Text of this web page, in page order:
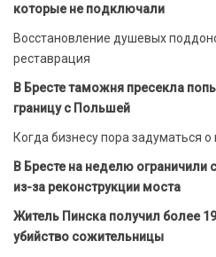
которые не подключали
Восстановление душевых
реставрация
В Бресте таможня пресекла
границу с Польшей
Когда бизнесу пора задуматься о
В Бресте на неделю ограничили
из-за реконструкции моста
Житель Пинска получил более
убийство сожительницы